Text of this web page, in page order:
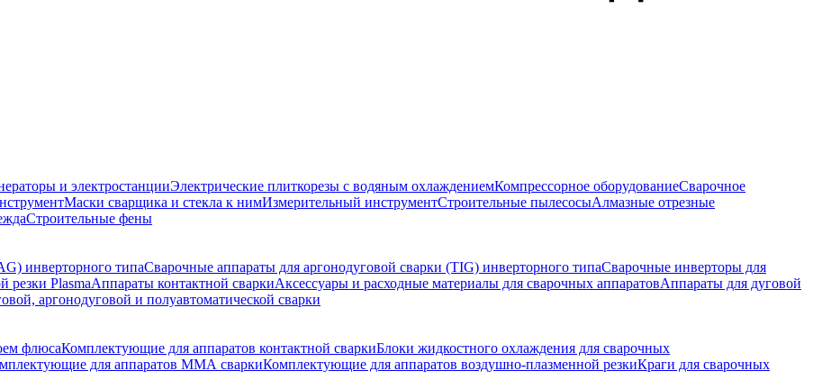
и электростанцииЭлектрические плиткорезы с водяным охлаждениемКомпрессорное оборудованиеСварочное
Маски сварщика и стекла к нимИзмерительный инструментСтроительные пылесосыАлмазные отрезные
Строительные фены
инверторного типаСварочные аппараты для аргонодуговой сварки (TIG) инверторного типаСварочные инверторы для
резки PlasmaАппараты контактной сваркиАксессуары и расходные материалы для сварочных аппаратовАппараты для дуговой
аргонодуговой и полуавтоматической сварки
флюсаКомплектующие для аппаратов контактной сваркиБлоки жидкостного охлаждения для сварочных
для аппаратов ММА сваркиКомплектующие для аппаратов воздушно-плазменной резкиКраги для сварочных